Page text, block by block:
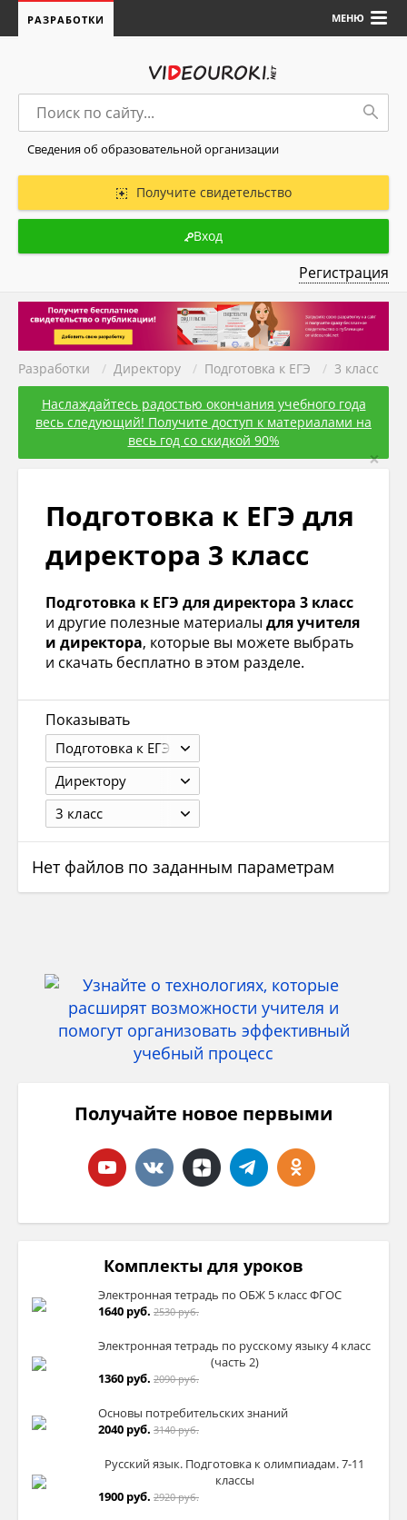
МЕНЮ
РАЗРАБОТКИ
Сведения об образовательной организации
Получите свидетельство
Вход
Регистрация
Разработки / Директору / Подготовка к ЕГЭ / 3 класс
Наслаждайтесь радостью окончания учебного года
весь следующий! Получите доступ к материалами на
весь год со скидкой 90%
×
Подготовка к ЕГЭ для
директора 3 класс
Подготовка к ЕГЭ для директора 3 класс
и другие полезные материалы для учителя
и директора, которые вы можете выбрать
и скачать бесплатно в этом разделе.
Показывать
Подготовка к ЕГЭ
Директору
3 класс
Нет файлов по заданным параметрам
Получайте новое первыми
Комплекты для уроков
Электронная тетрадь по ОБЖ 5 класс ФГОС
1640 руб. 2530 руб.
Электронная тетрадь по русскому языку 4 класс
(часть 2)
1360 руб. 2090 руб.
Основы потребительских знаний
2040 руб. 3140 руб.
Русский язык. Подготовка к олимпиадам. 7-11
классы
1900 руб. 2920 руб.